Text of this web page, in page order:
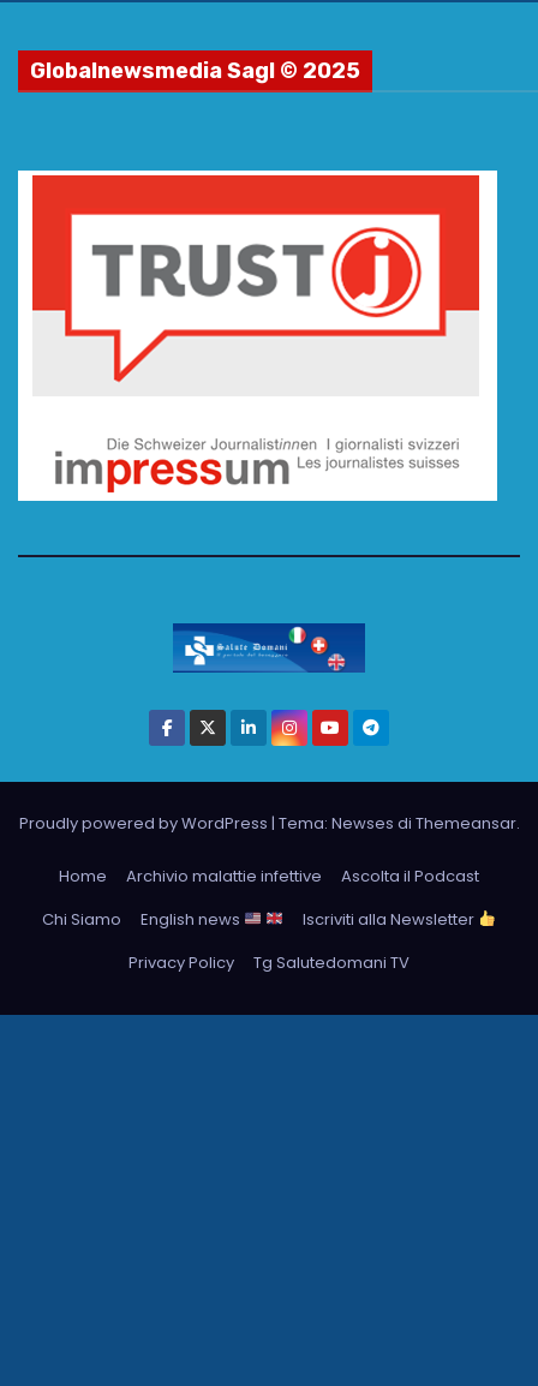
Globalnewsmedia Sagl © 2025
Proudly powered by WordPress | Tema: Newses di Themeansar.
Home Archivio malattie infettive
Ascolta il Podcast
Chi Siamo
English news
Iscriviti alla Newsletter
Privacy Policy
Tg Salutedomani TV